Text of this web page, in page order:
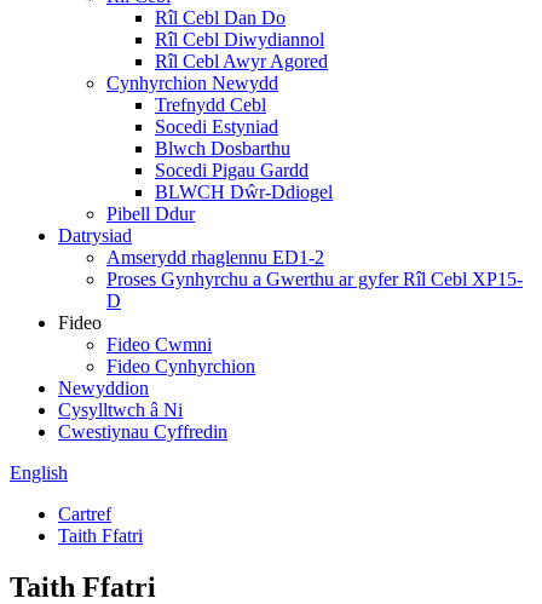
Rîl Cebl Dan Do
Rîl Cebl Diwydiannol
Rîl Cebl Awyr Agored
Cynhyrchion Newydd
Trefnydd Cebl
Socedi Estyniad
Blwch Dosbarthu
Socedi Pigau Gardd
BLWCH Dŵr-Ddiogel
Pibell Ddur
Datrysiad
Amserydd rhaglennu ED1-2
Proses Gynhyrchu a Gwerthu ar gyfer Rîl Cebl XP15-
D
Fideo
Fideo Cwmni
Fideo Cynhyrchion
Newyddion
Cysylltwch â Ni
Cwestiynau Cyffredin
English
Cartref
Taith Ffatri
Taith Ffatri